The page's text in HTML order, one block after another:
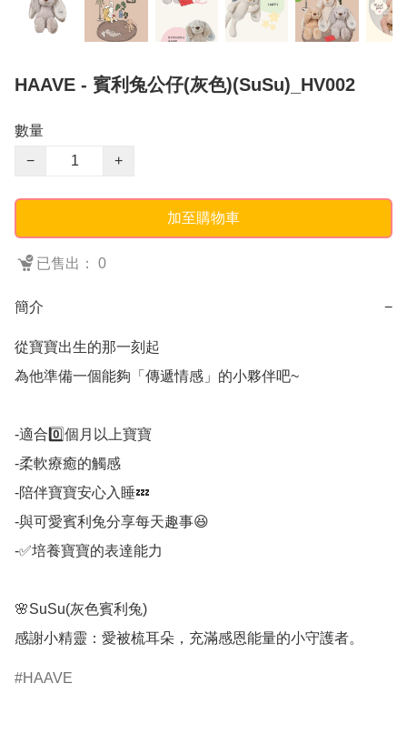
HAAVE - 賓利兔公仔(灰色)(SuSu)_HV002
數量
−
+
加至購物車
已售出： 0
簡介 −
從寶寶出生的那一刻起
為他準備一個能夠「傳遞情感」的小夥伴吧~
-適合0️⃣個月以上寶寶
-柔軟療癒的觸感
-陪伴寶寶安心入睡💤
-與可愛賓利兔分享每天趣事😆
-✅培養寶寶的表達能力
🌸SuSu(灰色賓利兔)
感謝小精靈：愛被梳耳朵，充滿感恩能量的小守護者。
HAAVE